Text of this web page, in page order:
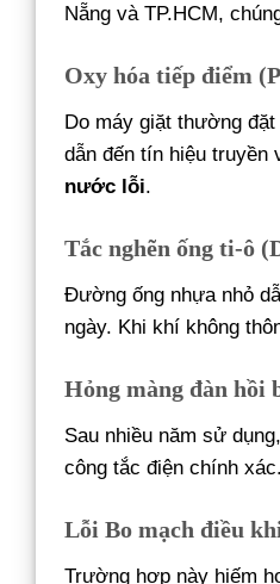
Nẵng và TP.HCM,
Oxy hóa tiếp điểm
Do máy giặt thường
dẫn đến tín hiệu truyền
nước lỗi.
Tắc nghẽn ống ti-ô
Đường ống nhựa nhỏ
ngày. Khi khí không
Hỏng màng đàn hồi
Sau nhiều năm sử
công tắc điện chính xác.
Lỗi Bo mạch điều
Trường hợp này hiếm